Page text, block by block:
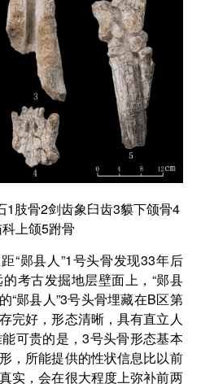
1肢骨2剑齿象臼齿3貘下颌骨4
上颌5跗骨
“郧县人”1号头骨发现33年后
考古发掘地层壁面上，“郧县
“郧县人”3号头骨埋藏在B区第
完好，形态清晰，具有直立人
可贵的是，3号头骨形态基本
，所能提供的性状信息比以前
实，会在很大程度上弥补前两